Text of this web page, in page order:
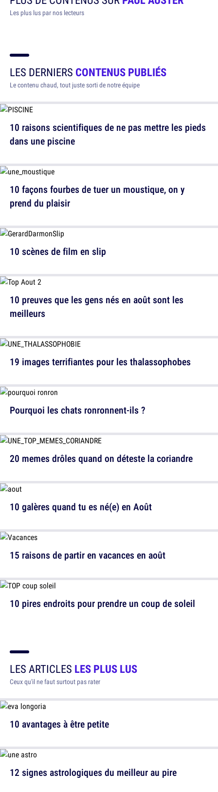
Les plus lus par nos lecteurs
LES DERNIERS CONTENUS PUBLIÉS
Le contenu chaud, tout juste sorti de notre équipe
10 raisons scientifiques de ne pas mettre les pieds
dans une piscine
10 scènes de film en slip
19 images terrifiantes pour les thalassophobes
20 memes drôles quand on déteste la coriandre
15 raisons de partir en vacances en août
10 façons fourbes de tuer un moustique, on y
prend du plaisir
10 preuves que les gens nés en août sont les
meilleurs
Pourquoi les chats ronronnent-ils ?
10 galères quand tu es né(e) en Août
10 pires endroits pour prendre un coup de soleil
LES ARTICLES LES PLUS LUS
Ceux qu'il ne faut surtout pas rater
10 avantages à être petite
12 signes astrologiques du meilleur au pire